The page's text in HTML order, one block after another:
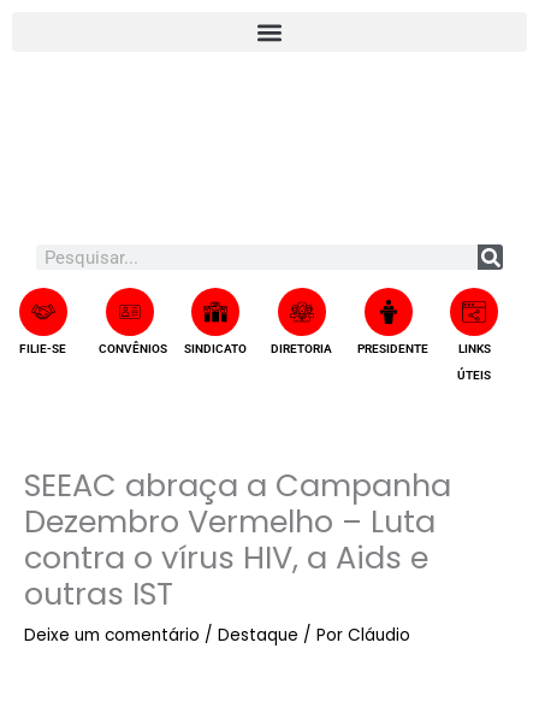
Search
FILIE-SE CONVÊNIOS SINDICATO DIRETORIA PRESIDENTE
LINKS
ÚTEIS
SEEAC abraça a Campanha
Dezembro Vermelho – Luta
contra o vírus HIV, a Aids e
outras IST
Deixe um comentário / Destaque / Por Cláudio